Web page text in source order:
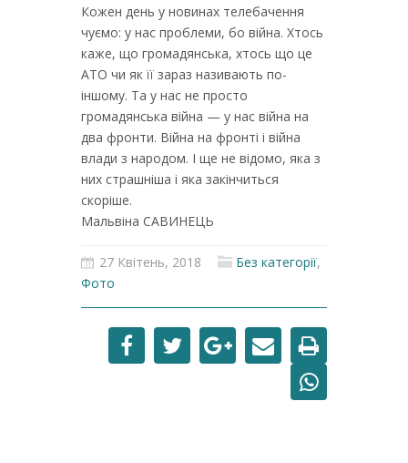
Кожен день у новинах телебачення
чуємо: у нас проблеми, бо війна. Хтось
каже, що громадянська, хтось що це
АТО чи як її зараз називають по-
іншому. Та у нас не просто
громадянська війна — у нас війна на
два фронти. Війна на фронті і війна
влади з народом. І ще не відомо, яка з
них страшніша і яка закінчиться
скоріше.
Мальвіна САВИНЕЦЬ
27 Квітень, 2018 Без категорії,
Фото